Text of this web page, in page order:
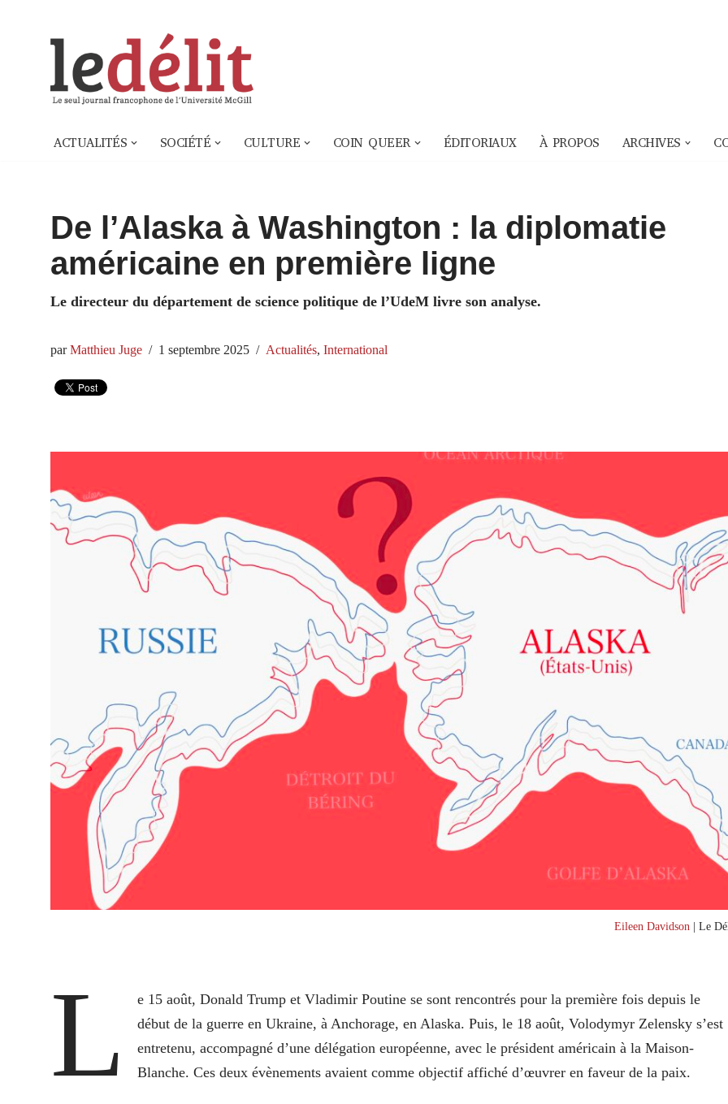
ACTUALITÉS SOCIÉTÉ CULTURE COIN QUEER ÉDITORIAUX À PROPOS ARCHIVES
De l’Alaska à Washington : la diplomatie
américaine en première ligne
Le directeur du département de science politique de l’UdeM livre son analyse.
parMatthieu Juge 1 septembre 2025 Actualités, International
Eileen Davidson | Le
L
e 15 août, Donald Trump et Vladimir Poutine se sont rencontrés pour la première fois depuis le
début de la guerre en Ukraine, à Anchorage, en Alaska. Puis, le 18 août, Volodymyr Zelensky s’est
entretenu, accompagné d’une délégation européenne, avec le président américain à la Maison-
Blanche. Ces deux évènements avaient comme objectif affiché d’œuvrer en faveur de la paix.